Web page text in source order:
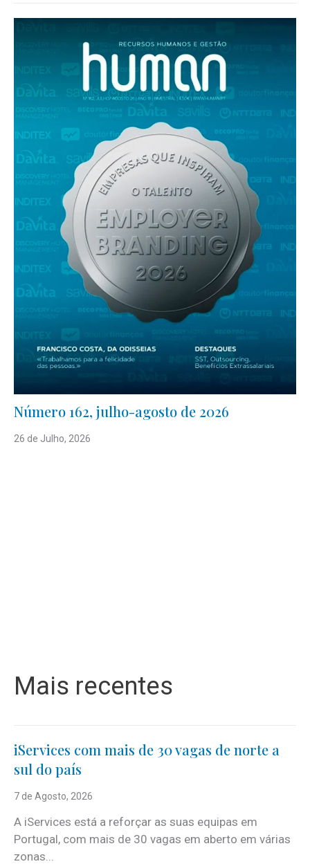
Número 162, julho-agosto de 2026
26 de Julho, 2026
Mais recentes
iServices com mais de 30 vagas de norte a
sul do país
7 de Agosto, 2026
A iServices está a reforçar as suas equipas em
Portugal, com mais de 30 vagas em aberto em várias
zonas...